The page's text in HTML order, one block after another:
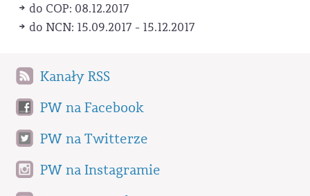
do COP: 08.12.2017
do NCN: 15.09.2017 - 15.12.2017
Kanały RSS
PW na Facebook
PW na Twitterze
PW na Instagramie